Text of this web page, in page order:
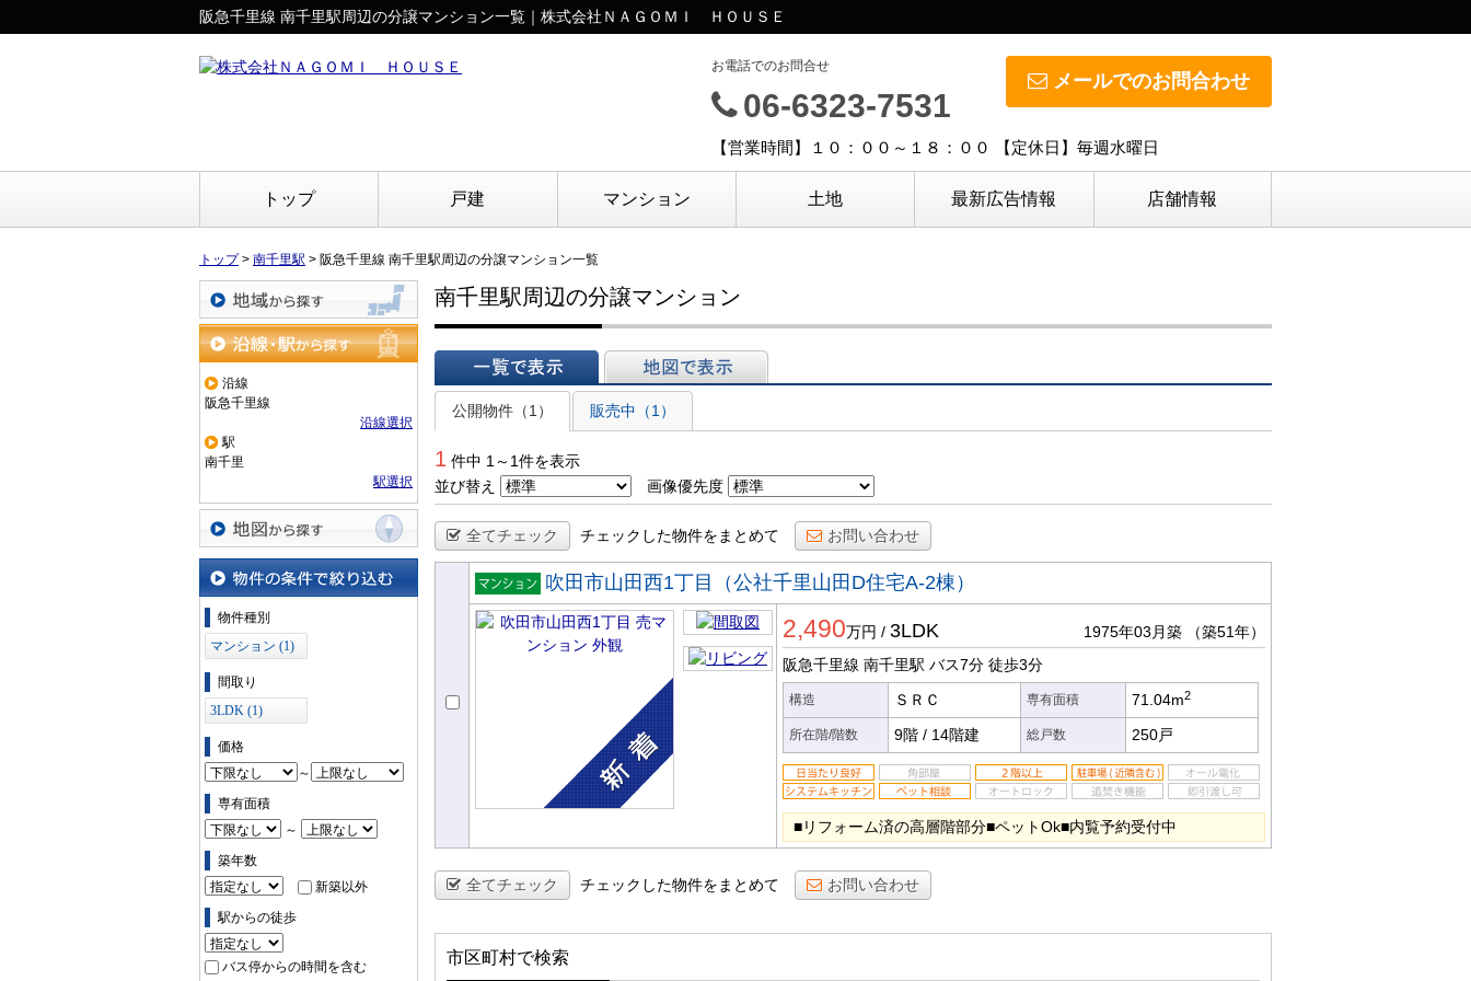
阪急千里線 南千里駅周辺の分譲マンション一覧｜株式会社ＮＡＧＯＭＩ ＨＯＵＳＥ
メールでのお問合わせ
お電話でのお問合せ
06-6323-7531
【営業時間】１０：００～１８：００ 【定休日】毎週水曜日
トップ 戸建 マンション 土地 最新広告情報 店舗情報
トップ> 南千里駅 > 阪急千里線 南千里駅周辺の分譲マンション一覧
地域から探す
沿線・駅から探す
沿線
阪急千里線
沿線選択
駅
南千里
駅選択
地図から探す
物件の条件で絞り込む
物件種別
マンション (1)
間取り
3LDK (1)
価格
～
専有面積
～
築年数
新築以外
駅からの徒歩
バス停からの時間を含む
南千里駅周辺の分譲マンション
一覧で表示
地図で表示
公開物件（1）
販売中（1）
1 件中 1～1件を表示
並び替え
画像優先度
全てチェック チェックした物件をまとめて お問い合わせ
売マンシ
ョン
吹田市山田西1丁目（公社千里山田D住宅A-2棟）
2,490万円 / 3LDK 1975年03月築
（築51年）
阪急千里線 南千里駅 バス7分 徒歩3分
構造 ＳＲＣ 専有面積 71.04m2
所在階/階数 9階 / 14階建 総戸数 250戸
■リフォーム済の高層階部分■ペットOk■内覧予約受付中
全てチェック チェックした物件をまとめて お問い合わせ
市区町村で検索